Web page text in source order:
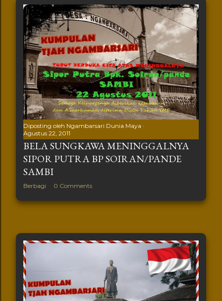
Diposting oleh Ngambarsari Dunia Maya
Agustus 22, 2011
BELA SUNGKAWA MENINGGALNYA
SIPOR PUTRA BP SOIRAN/PANDE
SAMBI
Berbagi 0 Comments